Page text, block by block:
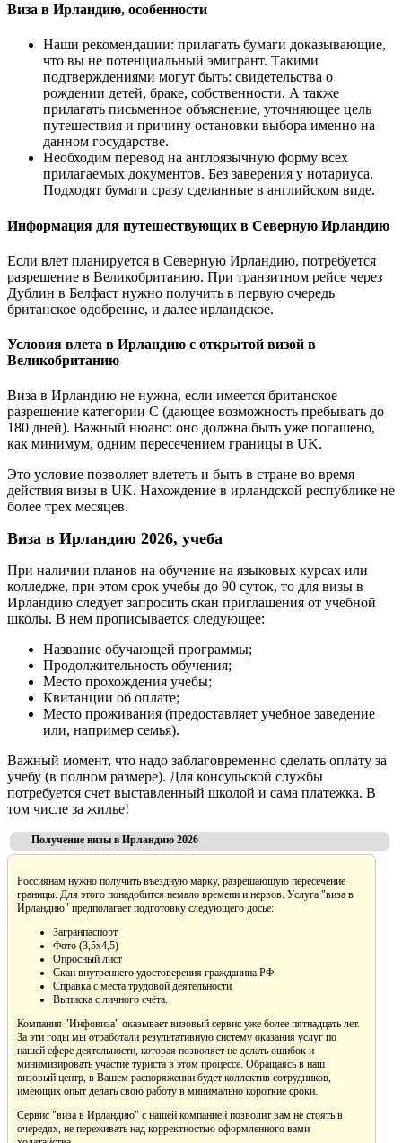
Виза в Ирландию, особенности
Наши рекомендации: прилагать бумаги доказывающие,
что вы не потенциальный эмигрант. Такими
подтверждениями могут быть: свидетельства о
рождении детей, браке, собственности. А также
прилагать письменное объяснение, уточняющее цель
путешествия и причину остановки выбора именно на
данном государстве.
Необходим перевод на англоязычную форму всех
прилагаемых документов. Без заверения у нотариуса.
Подходят бумаги сразу сделанные в английском виде.
Информация для путешествующих в Северную Ирландию
Если влет планируется в Северную Ирландию, потребуется
разрешение в Великобританию. При транзитном рейсе через
Дублин в Белфаст нужно получить в первую очередь
британское одобрение, и далее ирландское.
Условия влета в Ирландию с открытой визой в
Великобританию
Виза в Ирландию не нужна, если имеется британское
разрешение категории С (дающее возможность пребывать до
180 дней). Важный нюанс: оно должна быть уже погашено,
как минимум, одним пересечением границы в UK.
Это условие позволяет влететь и быть в стране во время
действия визы в UK. Нахождение в ирландской республике не
более трех месяцев.
Виза в Ирландию 2026, учеба
При наличии планов на обучение на языковых курсах или
колледже, при этом срок учебы до 90 суток, то для визы в
Ирландию следует запросить скан приглашения от учебной
школы. В нем прописывается следующее:
Название обучающей программы;
Продолжительность обучения;
Место прохождения учебы;
Квитанции об оплате;
Место проживания (предоставляет учебное заведение
или, например семья).
Важный момент, что надо заблаговременно сделать оплату за
учебу (в полном размере). Для консульской службы
потребуется счет выставленный школой и сама платежка. В
том числе за жилье!
Получение визы в Ирландию 2026
Россиянам нужно получить въездную марку, разрешающую пересечение
границы. Для этого понадобится немало времени и нервов. Услуга "виза в
Ирландию" предполагает подготовку следующего досье:
Загранпаспорт
Фото (3,5х4,5)
Опросный лист
Скан внутреннего удостоверения гражданина РФ
Справка с места трудовой деятельности
Выписка с личного счёта.
Компания "Инфовиза" оказывает визовый сервис уже более пятнадцать лет.
За эти годы мы отработали результативную систему оказания услуг по
нашей сфере деятельности, которая позволяет не делать ошибок и
минимизировать участие туриста в этом процессе. Обращаясь в наш
визовый центр, в Вашем распоряжении будет коллектив сотрудников,
имеющих опыт делать свою работу в минимально короткие сроки.
Сервис "виза в Ирландию" с нашей компанией позволит вам не стоять в
очередях, не переживать над корректностью оформленного вами